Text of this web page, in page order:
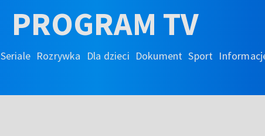
PROGRAM TV
Seriale Rozrywka Dla dzieci Dokument Sport